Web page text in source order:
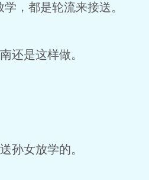
，都是轮流来接送。
还是这样做。
孙女放学的。